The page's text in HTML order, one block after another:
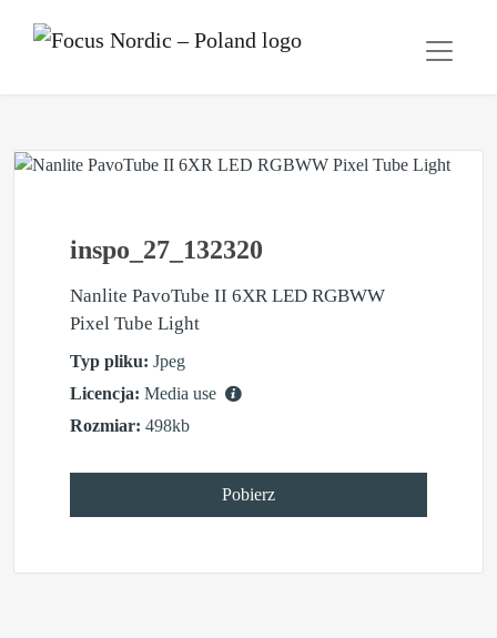
inspo_27_132320
Nanlite PavoTube II 6XR LED RGBWW
Pixel Tube Light
Typ pliku: Jpeg
Licencja: Media use
Rozmiar: 498kb
Pobierz